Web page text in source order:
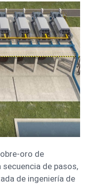
oro de
de pasos,
de ingeniería de